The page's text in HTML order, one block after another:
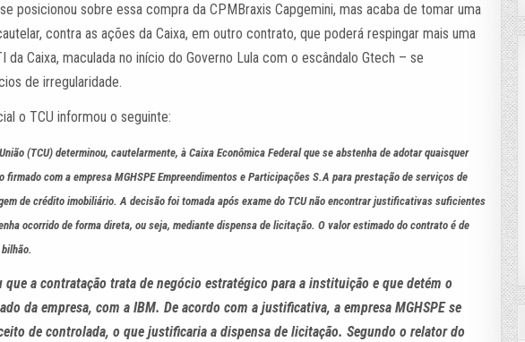
posicionou sobre essa compra da CPMBraxis Capgemini, mas acaba de tomar uma
contra as ações da Caixa, em outro contrato, que poderá respingar mais uma
da Caixa, maculada no início do Governo Lula com o escândalo Gtech – se
de irregularidade.
o TCU informou o seguinte:
(TCU) determinou, cautelarmente, à Caixa Econômica Federal que se abstenha de adotar quaisquer
com a empresa MGHSPE Empreendimentos e Participações S.A para prestação de serviços de
de crédito imobiliário. A decisão foi tomada após exame do TCU não encontrar justificativas suficientes
ocorrido de forma direta, ou seja, mediante dispensa de licitação. O valor estimado do contrato é de
que a contratação trata de negócio estratégico para a instituição e que detém o
da empresa, com a IBM. De acordo com a justificativa, a empresa MGHSPE se
de controlada, o que justificaria a dispensa de licitação. Segundo o relator do